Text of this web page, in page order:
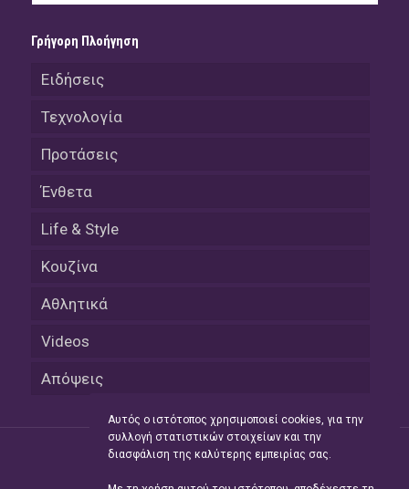
Γρήγορη Πλοήγηση
Ειδήσεις
Τεχνολογία
Προτάσεις
Ένθετα
Life & Style
Κουζίνα
Αθλητικά
Videos
Απόψεις
Αυτός ο ιστότοπος χρησιμοποιεί cookies, για την
συλλογή στατιστικών στοιχείων και την
διασφάλιση της καλύτερης εμπειρίας σας.